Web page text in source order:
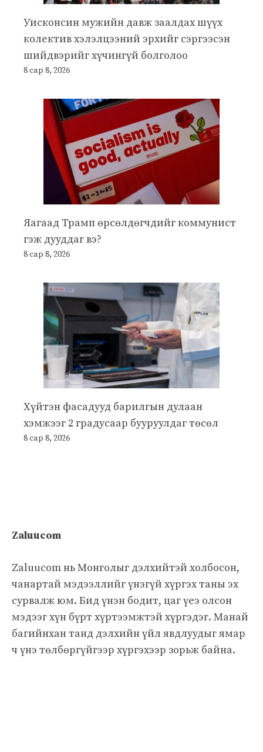
Уисконсин мужийн давж заалдах шүүх
колектив хэлэлцээний эрхийг сэргээсэн
шийдвэрийг хүчингүй болголоо
8 сар 8, 2026
Яагаад Трамп өрсөлдөгчдийг коммунист
гэж дууддаг вэ?
8 сар 8, 2026
Хүйтэн фасадууд барилгын дулаан
хэмжээг 2 градусаар бууруулдаг төсөл
8 сар 8, 2026
Zaluucom
Zaluucom нь Монголыг дэлхийтэй холбосон,
чанартай мэдээллийг үнэгүй хүргэх таны эх
сурвалж юм. Бид үнэн бодит, цаг үеэ олсон
мэдээг хүн бүрт хүртээмжтэй хүргэдэг. Манай
багийнхан танд дэлхийн үйл явдлуудыг ямар
ч үнэ төлбөргүйгээр хүргэхээр зорьж байна.